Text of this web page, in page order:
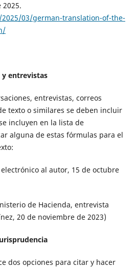
2025.
03/german-translation-of-the-
y entrevistas
entrevistas, correos
texto o similares se deben incluir
incluyen en la lista de
alguna de estas fórmulas para el
al autor, 15 de octubre
de Hacienda, entrevista
20 de noviembre de 2023)
dos opciones para citar y hacer